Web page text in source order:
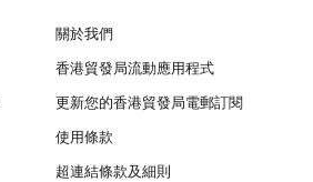
關於我們
香港貿發局流動應用程式
更新您的香港貿發局電郵訂閱
使用條款
超連結條款及細則